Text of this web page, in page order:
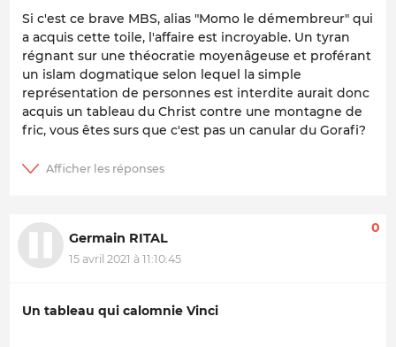
Si c'est ce brave MBS, alias "Momo le démembreur" qui
a acquis cette toile, l'affaire est incroyable. Un tyran
régnant sur une théocratie moyenâgeuse et proférant
un islam dogmatique selon lequel la simple
représentation de personnes est interdite aurait donc
acquis un tableau du Christ contre une montagne de
fric, vous êtes surs que c'est pas un canular du Gorafi?
Germain RITAL
15 avril 2021 à 11:10:45
0
Un tableau qui calomnie Vinci